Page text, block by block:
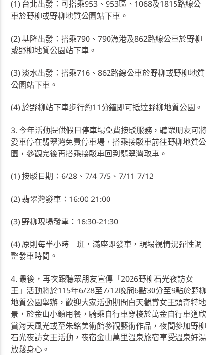
(1) 台北出發：可搭乘953、953區、1068及1815路線公
車於野柳或野柳地質公園站下車。
(2) 基隆出發：搭乘790、790漁港及862路線公車於野柳
或野柳地質公園站下車。
(3) 淡水出發：搭乘716、862路線公車於野柳或野柳地質
公園站下車。
(4) 於野柳站下車步行約11分鐘即可抵達野柳地質公園。
3. 今年活動提供假日停車場免費接駁服務，聽眾朋友可將
愛車停在翡翠灣免費停車場，搭乘接駁車前往野柳地質公
園，參觀完後再搭乘接駁車回到翡翠灣取車。
(1) 接駁日期：6/28、7/4-7/5、7/11-7/12
(2) 翡翠灣發車：16:00-21:00
(3) 野柳現場發車：16:30-21:30
(4) 原則每半小時一班，滿座即發車，現場視情況彈性調
整發車時間。
4. 最後，再次跟聽眾朋友宣傳「2026野柳石光夜訪女
王」活動將於115年6/28至7/12晚間6點30分至9點於野柳
地質公園舉辦，歡迎大家活動期間白天觀賞女王頭奇特地
景，於金山小鎮用餐，騎乘自行車穿梭於萬金自行車道欣
賞海天風光或至朱銘美術館參觀藝術作品，夜間參加野柳
石光夜訪女王活動，夜宿金山萬里溫泉旅宿享受溫泉好湯
放鬆身心。